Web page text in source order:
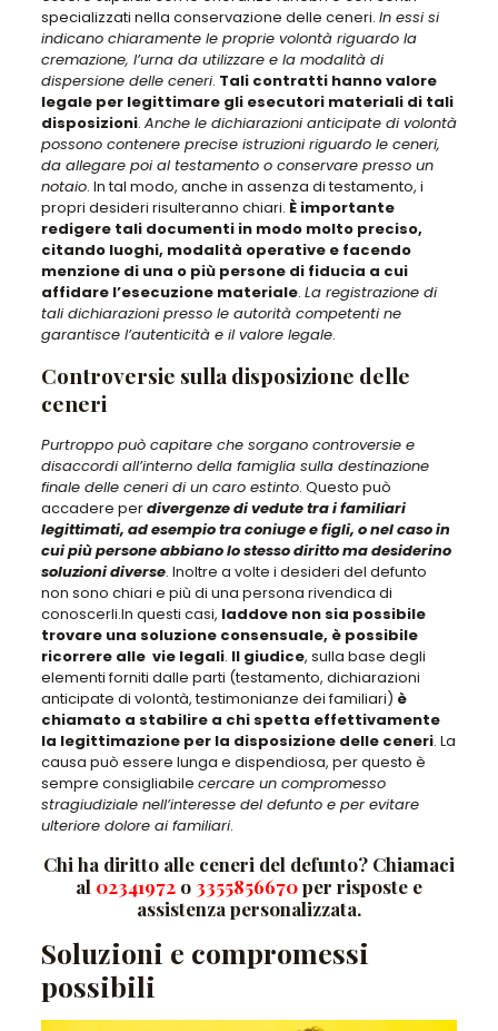
specializzati nella conservazione delle ceneri. In essi si
indicano chiaramente le proprie volontà riguardo la
cremazione, l’urna da utilizzare e la modalità di
dispersione delle ceneri. Tali contratti hanno valore
legale per legittimare gli esecutori materiali di tali
disposizioni. Anche le dichiarazioni anticipate di volontà
possono contenere precise istruzioni riguardo le ceneri,
da allegare poi al testamento o conservare presso un
notaio. In tal modo, anche in assenza di testamento, i
propri desideri risulteranno chiari. È importante
redigere tali documenti in modo molto preciso,
citando luoghi, modalità operative e facendo
menzione di una o più persone di fiducia a cui
affidare l’esecuzione materiale. La registrazione di
tali dichiarazioni presso le autorità competenti ne
garantisce l’autenticità e il valore legale.
Controversie sulla disposizione delle
ceneri
Purtroppo può capitare che sorgano controversie e
disaccordi all’interno della famiglia sulla destinazione
finale delle ceneri di un caro estinto. Questo può
accadere perdivergenze di vedute tra i familiari
legittimati, ad esempio tra coniuge e figli, o nel caso in
cui più persone abbiano lo stesso diritto ma desiderino
soluzioni diverse. Inoltre a volte i desideri del defunto
non sono chiari e più di una persona rivendica di
conoscerli.In questi casi, laddove non sia possibile
trovare una soluzione consensuale, è possibile
ricorrere alle vie legali. Il giudice, sulla base degli
elementi forniti dalle parti (testamento, dichiarazioni
anticipate di volontà, testimonianze dei familiari) è
chiamato a stabilire a chi spetta effettivamente
la legittimazione per la disposizione delle ceneri. La
causa può essere lunga e dispendiosa, per questo è
sempre consigliabile cercare un compromesso
stragiudiziale nell’interesse del defunto e per evitare
ulteriore dolore ai familiari.
Chi ha diritto alle ceneri del defunto? Chiamaci
al 02341972o 3355856670per risposte e
assistenza personalizzata.
Soluzioni e compromessi
possibili